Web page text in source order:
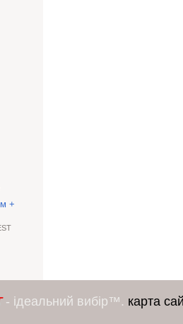
+
- ідеальний вибір™. карта